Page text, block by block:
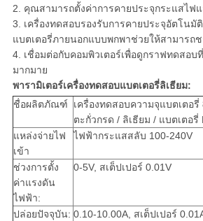
2. คุณสามารถตั้งค่าการคายประจุกระแสไฟ
3. เครื่องทดสอบรองรับการคายประจุอัตโนมั
แบตเตอรี่ภายนอกแบบพกพาช่วยให้สามารถ
4. เชื่อมต่อกับคอมพิวเตอร์เพื่อดูกราฟทดสอ
มากมาย
พารามิเตอร์เครื่องทดสอบแบตเตอรี่ลิเธียม:
ชื่อผลิตภัณฑ์
เครื่องทดสอบความจุแบตเตอ
ตะกั่วกรด / ลิเธียม / แบตเตอรี่
แหล่งจ่ายไฟ
เข้า
ไฟฟ้ากระแสสลับ 100-240V
ช่วงการตั้ง
ค่าแรงดัน
ไฟฟ้า:
0-5V, สเต็ปเปอร์ 0.01V
ปล่อยปัจจุบัน: 0.10-10.00A, สเต็ปเปอร์